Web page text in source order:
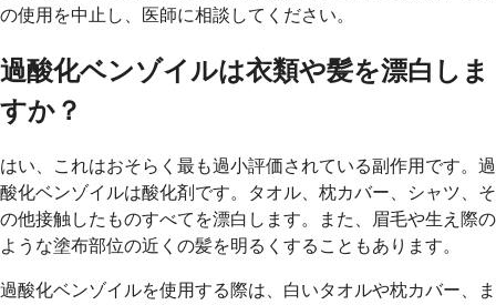
の使用を中止し、医師に相談してください。
過酸化ベンゾイルは衣類や髪を漂白しま
すか？
はい、これはおそらく最も過小評価されている副作用です。過
酸化ベンゾイルは酸化剤です。タオル、枕カバー、シャツ、そ
の他接触したものすべてを漂白します。また、眉毛や生え際の
ような塗布部位の近くの髪を明るくすることもあります。
過酸化ベンゾイルを使用する際は、白いタオルや枕カバー、ま